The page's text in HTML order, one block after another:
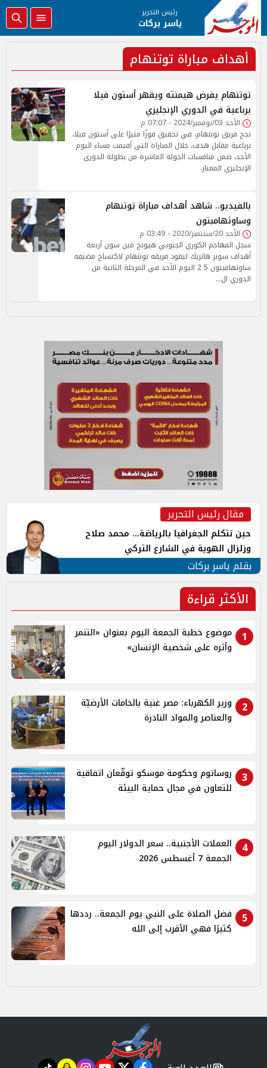
رئيس التحرير
ياسر بركات
أهداف مباراة توتنهام
توتنهام يفرض هيمنته ويقهر أستون فيلا
برباعية في الدوري الإنجليزي
الأحد 03/نوفمبر/2024 - 07:07 م
نجح فريق توتنهام، في تحقيق فوزًا مثيرًا على أستون فيلا،
برباعية مقابل هدف، خلال المباراة التي أقيمت مساء اليوم
الأحد، ضمن منافسات الجولة العاشرة من بطولة الدوري
الإنجليزي الممتاز.
بالفيديو.. شاهد أهداف مباراة توتنهام
وساوثهامبتون
الأحد 20/سبتمبر/2020 - 03:49 م
سجل المهاجم الكوري الجنوبي هيونج مين سون أربعة
أهداف سوبر هاتريك ليقود فريقه توتنهام لاكتساح مضيفه
ساوثهامبتون 5 2 اليوم الأحد في المرحلة الثانية من
الدوري ال…
مقال رئيس التحرير
حين تتكلم الجغرافيا بالرياضة... محمد صلاح
وزلزال الهوية في الشارع التركي
بقلم ياسر بركات
الأكثر قراءة
1
موضوع خطبة الجمعة اليوم بعنوان «التنمر
وأثره على شخصية الإنسان»
2
وزير الكهرباء: مصر غنية بالخامات الأرضيّة
والعناصر والمواد النادرة
3
روساتوم وحكومة موسكو توقّعان اتفاقية
للتعاون في مجال حماية البيئة
4
العملات الأجنبية.. سعر الدولار اليوم
الجمعة 7 أغسطس 2026
5
فضل الصلاة على النبي يوم الجمعة.. رددها
كثيرًا فهي الأقرب إلى الله